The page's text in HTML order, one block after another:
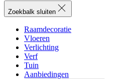
Zoekbalk sluiten
Raamdecoratie
Vloeren
Verlichting
Verf
Tuin
Aanbiedingen